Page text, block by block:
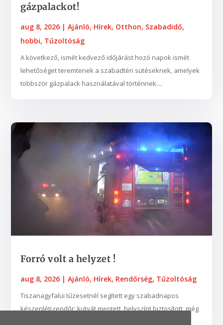
gázpalackot!
aug 8, 2026 |Ajánló, Hírek, Otthon, Szabadidő,
hobbi, Tűzoltóság
A következő, ismét kedvező időjárást hozó napok ismét
lehetőséget teremtenek a szabadtéri sütéseknek, amelyek
többször gázpalack használatával történnek....
​​​​​​​Forró volt a helyzet !
aug 8, 2026 |Ajánló, Hírek, Rendőrség, Tűzoltóság
Tiszanagyfalui tűzesetnél segített egy szabadnapos
készenléti rendőr: kutyát mentett, helyszínt biztosított, még